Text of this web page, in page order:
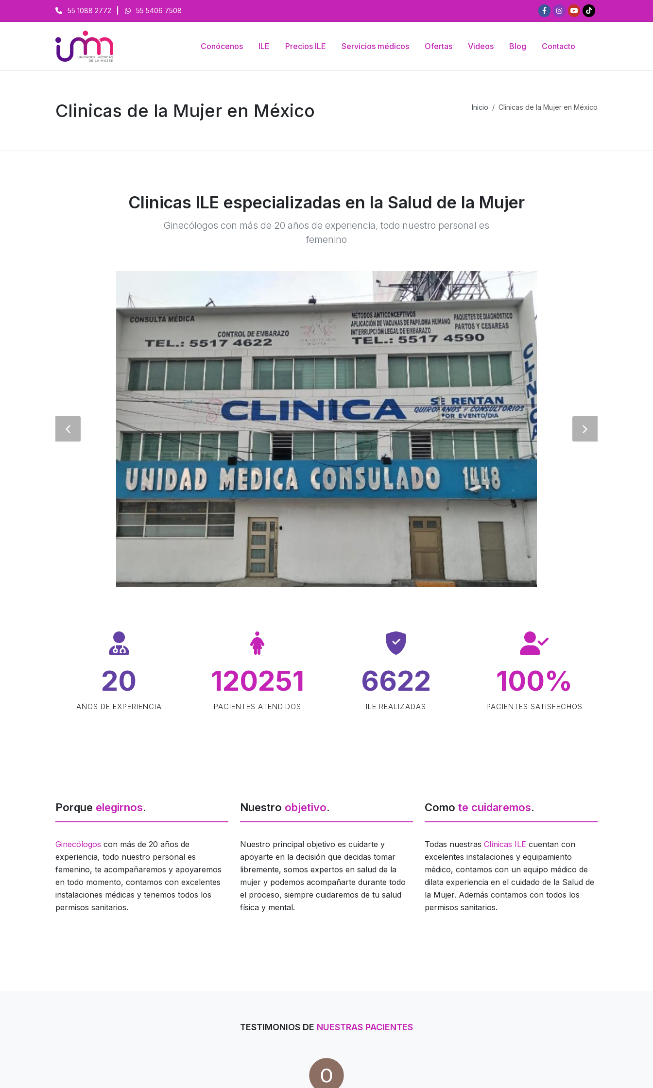
55 1088 2772 55 5406 7508
Conócenos ILE Precios ILE Servicios médicos Ofertas Videos Blog Contacto
Clinicas de la Mujer en México Inicio Clinicas de la Mujer en México
Clinicas ILE especializadas en la Salud de la Mujer
Ginecólogos con más de 20 años de experiencia, todo nuestro personal es
femenino
20
AÑOS DE EXPERIENCIA
120251
PACIENTES ATENDIDOS
8253
ILE REALIZADAS
100%
PACIENTES SATISFECHOS
Porque elegirnos.
Ginecólogos con más de 20 años de
experiencia, todo nuestro personal es
femenino, te acompañaremos y apoyaremos
en todo momento, contamos con excelentes
instalaciones médicas y tenemos todos los
permisos sanitarios.
Nuestro objetivo.
Nuestro principal objetivo es cuidarte y
apoyarte en la decisión que decidas tomar
libremente, somos expertos en salud de la
mujer y podemos acompañarte durante todo
el proceso, siempre cuidaremos de tu salud
física y mental.
Como te cuidaremos.
Todas nuestras Clínicas ILE cuentan con
excelentes instalaciones y equipamiento
médico, contamos con un equipo médico de
dilata experiencia en el cuidado de la Salud de
la Mujer. Además contamos con todos los
permisos sanitarios.
TESTIMONIOS DE NUESTRAS PACIENTES